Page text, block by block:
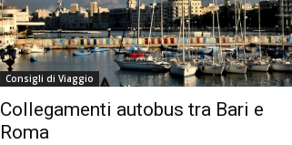
Consigli di Viaggio
Collegamenti autobus tra Bari e
Roma